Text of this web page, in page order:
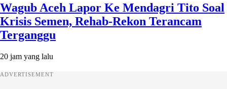
Wagub Aceh Lapor Ke Mendagri Tito Soal
Krisis Semen, Rehab-Rekon Terancam
Terganggu
20 jam yang lalu
ADVERTISEMENT